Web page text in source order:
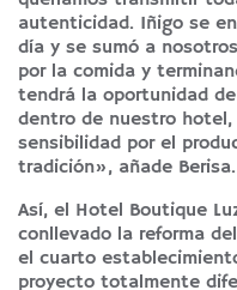
autenticidad. Iñigo se
día y se sumó a
por la comida y
tendrá la oportunidad
dentro de nuestro hotel,
sensibilidad por el
tradición», añade Berisa.
Así, el Hotel Boutique
conllevado la reforma
el cuarto
proyecto totalmente